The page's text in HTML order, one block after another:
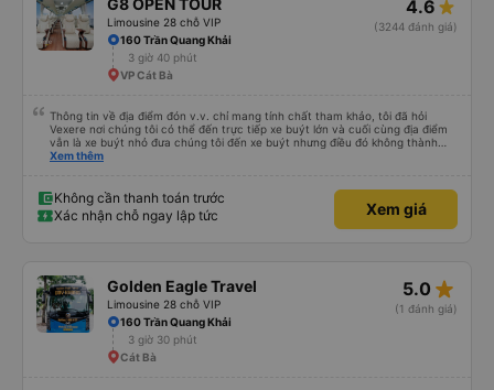
G8 OPEN TOUR
Limousine 28 chỗ VIP
4.6
(3244 đánh giá)
160 Trần Quang Khải
3 giờ 40 phút
VP Cát Bà
Thông tin về địa điểm đón v.v. chỉ mang tính chất tham khảo, tôi đã hỏi
Vexere nơi chúng tôi có thể đến trực tiếp xe buýt lớn và cuối cùng địa điểm
vẫn là xe buýt nhỏ đưa chúng tôi đến xe buýt nhưng điều đó không thành
vấn đề. Chúng tôi khởi hành đúng giờ từ Hà Nội nhưng đã nghỉ rất lâu ở sân
30 phút hai lần ở khu vực đường cao tốc (3 nghìn đồng để sử dụng phòng
tắm và chúng rất sạch sẽ) và cũng có thể mua rất nhiều đồ ăn nhẹ và thức
ăn khác nhau. Ghế ngồi rất thoải mái! Hãy nhớ rằng đôi khi chất lượng đường
có thể sử dụng chúng vì chúng trống. Nhìn chung là một hành trình rất tốt :)
Xem thêm
Không cần thanh toán trước
Xác nhận chỗ ngay lập tức
Xem giá
Golden Eagle Travel
Limousine 28 chỗ VIP
5.0 star_rate
(1 đánh giá)
160 Trần Quang Khải
3 giờ 30 phút
Cát Bà